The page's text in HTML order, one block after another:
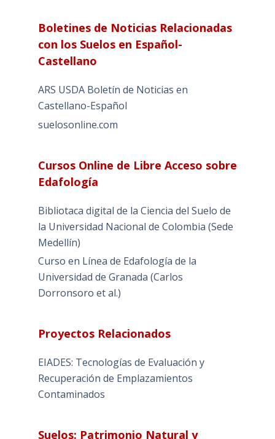
Boletines de Noticias Relacionadas
con los Suelos en Español-
Castellano
ARS USDA Boletín de Noticias en
Castellano-Español
suelosonline.com
Cursos Online de Libre Acceso sobre
Edafología
Bibliotaca digital de la Ciencia del Suelo de
la Universidad Nacional de Colombia (Sede
Medellín)
Curso en Línea de Edafología de la
Universidad de Granada (Carlos
Dorronsoro et al.)
Proyectos Relacionados
EIADES: Tecnologías de Evaluación y
Recuperación de Emplazamientos
Contaminados
Suelos: Patrimonio Natural y